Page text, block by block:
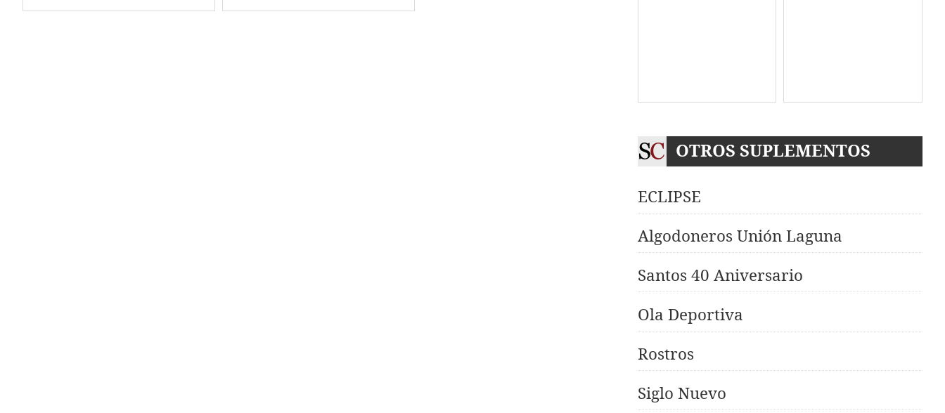
OTROS SUPLEMENTOS
ECLIPSE
Algodoneros Unión Laguna
Santos 40 Aniversario
Ola Deportiva
Rostros
Siglo Nuevo